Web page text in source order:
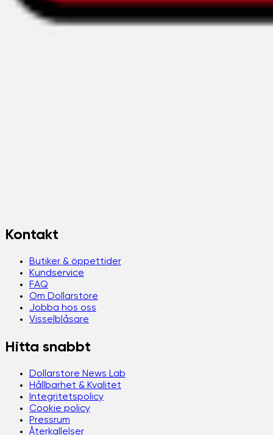
Kontakt
Butiker & öppettider
Kundservice
FAQ
Om Dollarstore
Jobba hos oss
Visselblåsare
Hitta snabbt
Dollarstore News Lab
Hållbarhet & Kvalitet
Integritetspolicy
Cookie policy
Pressrum
Återkallelser